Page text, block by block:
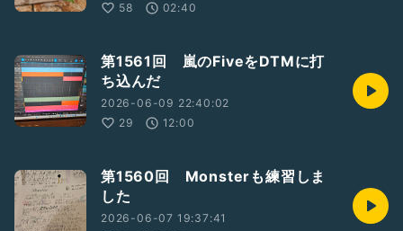
58
02:40
第1561回 嵐のFiveをDTMに打
ち込んだ
2026-06-09 22:40:02
29
12:00
第1560回 Monsterも練習しま
した
2026-06-07 19:37:41